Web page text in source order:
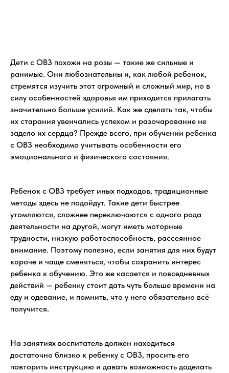
Дети с ОВЗ похожи на розы — такие же сильные и
ранимые. Они любознательны и, как любой ребенок,
стремятся изучить этот огромный и сложный мир, но в
силу особенностей здоровья им приходится прилагать
значительно больше усилий. Как же сделать так, чтобы
их старания увенчались успехом и разочарование не
задело их сердца? Прежде всего, при обучении ребенка
с ОВЗ необходимо учитывать особенности его
эмоционального и физического состояния.
Ребенок с ОВЗ требует иных подходов, традиционные
методы здесь не подойдут. Такие дети быстрее
утомляются, сложнее переключаются с одного рода
деятельности на другой, могут иметь моторные
трудности, низкую работоспособность, рассеянное
внимание. Поэтому полезно, если занятия для них будут
короче и чаще сменяться, чтобы сохранить интерес
ребенка к обучению. Это же касается и повседневных
действий — ребенку стоит дать чуть больше времени на
еду и одевание, и помнить, что у него обязательно всё
получится.
На занятиях воспитатель должен находиться
достаточно близко к ребенку с ОВЗ, просить его
повторить инструкцию и давать возможность доделать